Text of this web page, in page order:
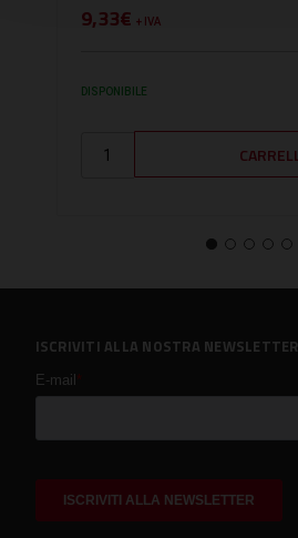
9,33€ + IVA
DISPONIBILE
ISCRIVITI ALLA NOSTRA NEWSLETTER